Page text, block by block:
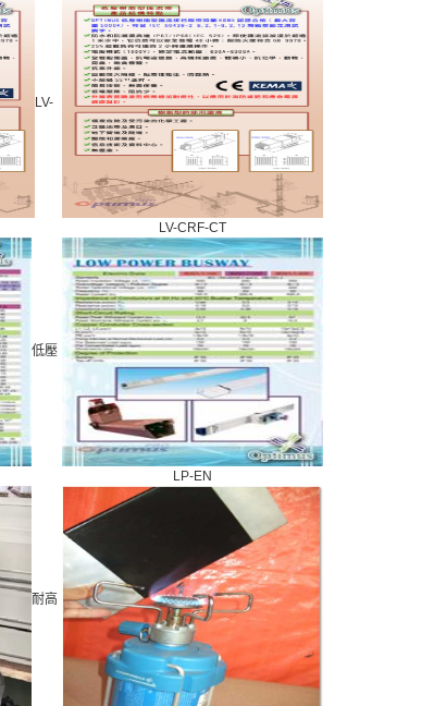
LV-
LV-CRF-CT
低壓
LP-EN
耐高